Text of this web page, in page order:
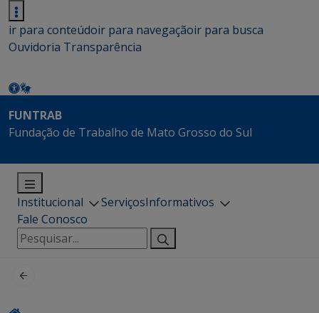
ir para conteúdoir para navegaçãoir para busca
Ouvidoria Transparência
FUNTRAB
Fundação de Trabalho de Mato Grosso do Sul
Institucional ServiçosInformativos
Fale Conosco
Pesquisar
por: